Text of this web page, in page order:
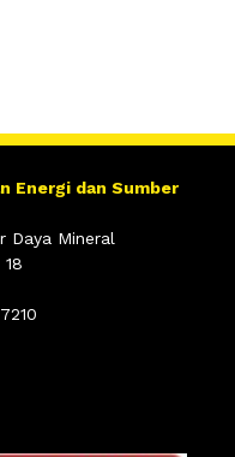
Energi dan Sumber
Daya Mineral